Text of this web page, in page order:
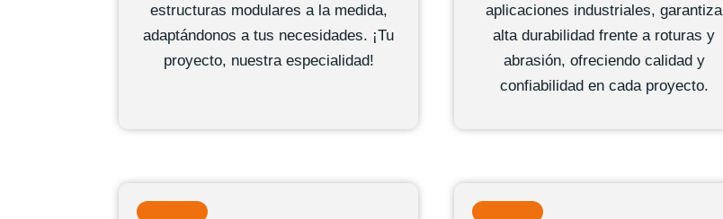
estructuras modulares a la medida,
adaptándonos a tus necesidades. ¡Tu
proyecto, nuestra especialidad!
aplicaciones industriales, garantiza
alta durabilidad frente a roturas y
abrasión, ofreciendo calidad y
confiabilidad en cada proyecto.